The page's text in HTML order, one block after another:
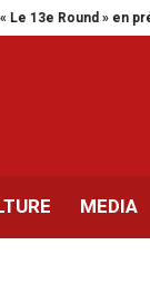
» en présence de
MEDIA